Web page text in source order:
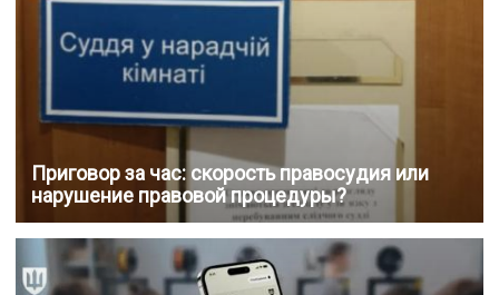
Приговор за час: скорость правосудия или
нарушение правовой процедуры?